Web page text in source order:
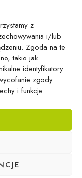
z
i/lub
Zgoda na te
takie jak
identyfikatory
zgody
i funkcje.